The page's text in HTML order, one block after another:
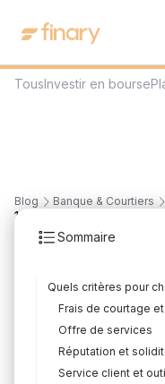
TousInvestir en bourse
Blog Banque & Courtiers
Sommaire
Quels critères pour
Frais de courtage
Offre de services
Réputation et
Service client et
18
banque
en 2026 ?